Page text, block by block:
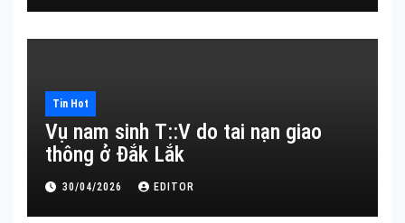
Tin Hot
Vụ nam sinh T::V do tai nạn giao
thông ở Đắk Lắk
30/04/2026 EDITOR